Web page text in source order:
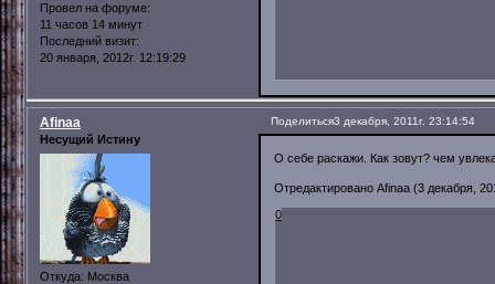
Провел на форуме:
11 часов 14 минут
Последний визит:
20 января, 2012г. 12:19:29
Поделиться3 декабря, 2011г. 23:14:54
Afinaa
Несущий Истину
Откуда: Москва
О себе раскажи. Как зовут? чем
Отредактировано Afinaa (3 декабря,
0